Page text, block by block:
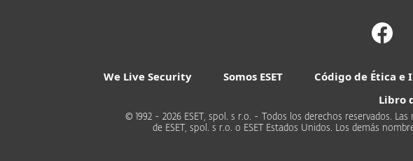
We Live Security Somos ESET Código de Ética e
Libro
© 1992 - 2026 ESET, spol. s r.o. - Todos los derechos reservados.
de ESET, spol. s r.o. o ESET Estados Unidos. Los demás